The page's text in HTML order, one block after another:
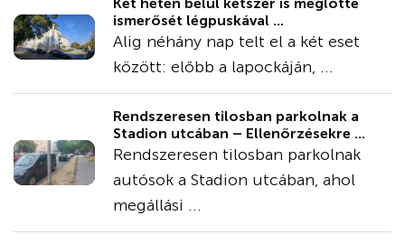
ismerősét légpuskával ...
Alig néhány nap telt el a két eset
között: előbb a lapockáján, ...
Rendszeresen tilosban parkolnak a
Stadion utcában – Ellenőrzésekre ...
Rendszeresen tilosban parkolnak
autósok a Stadion utcában, ahol
megállási ...